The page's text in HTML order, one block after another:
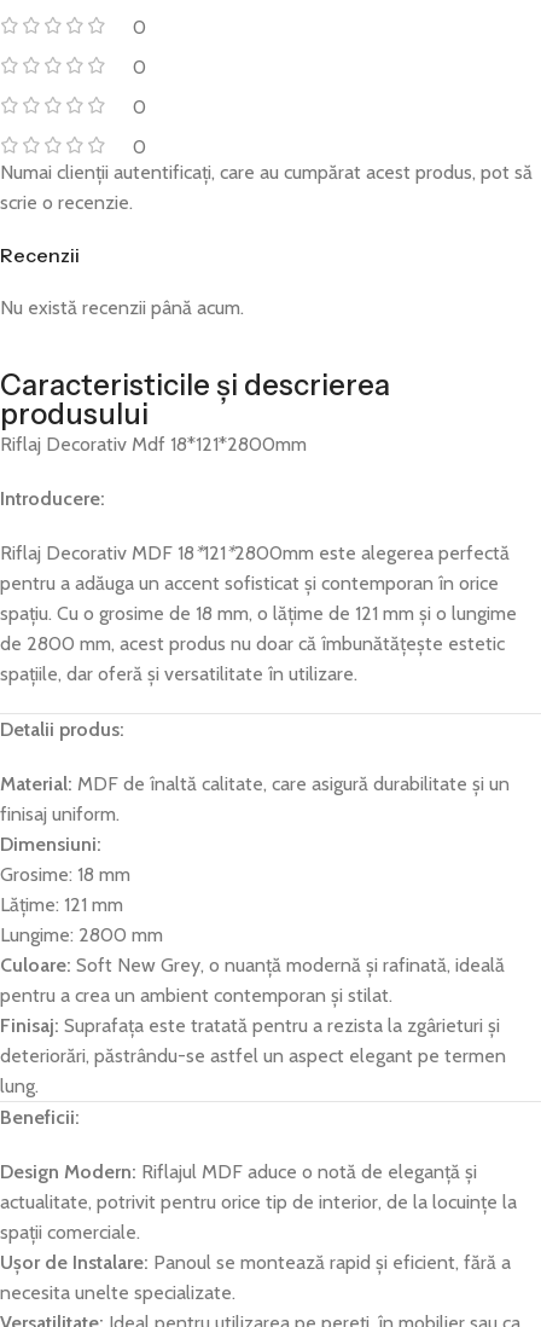
0
0
0
0
Recenzii
Nu există recenzii până acum.
Numai clienții autentificați, care au cumpărat acest produs, pot să
scrie o recenzie.
Caracteristicile și descrierea
produsului
Riflaj Decorativ Mdf 18*121*2800mm
Introducere:
Riflaj Decorativ MDF 18*121*2800mm este alegerea perfectă
pentru a adăuga un accent sofisticat și contemporan în orice
spațiu. Cu o grosime de 18 mm, o lățime de 121 mm și o lungime
de 2800 mm, acest produs nu doar că îmbunătățește estetic
spațiile, dar oferă și versatilitate în utilizare.
Detalii produs:
Material: MDF de înaltă calitate, care asigură durabilitate și un
finisaj uniform.
Dimensiuni:
Grosime: 18 mm
Lățime: 121 mm
Lungime: 2800 mm
Culoare: Soft New Grey, o nuanță modernă și rafinată, ideală
pentru a crea un ambient contemporan și stilat.
Finisaj: Suprafața este tratată pentru a rezista la zgârieturi și
deteriorări, păstrându-se astfel un aspect elegant pe termen
lung.
Beneficii:
Design Modern: Riflajul MDF aduce o notă de eleganță și
actualitate, potrivit pentru orice tip de interior, de la locuințe la
spații comerciale.
Ușor de Instalare: Panoul se montează rapid și eficient, fără a
necesita unelte specializate.